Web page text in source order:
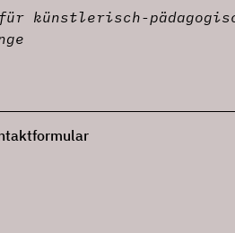
künstlerisch-